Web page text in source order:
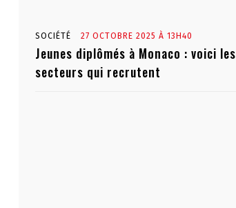
SOCIÉTÉ 27 OCTOBRE 2025 À 13H40
Jeunes diplômés à Monaco : voici les
secteurs qui recrutent